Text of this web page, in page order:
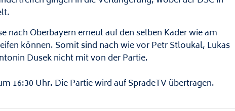
nach Oberbayern erneut auf den selben Kader wie am
können. Somit sind nach wie vor Petr Stloukal, Lukas
Dusek nicht mit von der Partie.
16:30 Uhr. Die Partie wird auf SpradeTV übertragen.